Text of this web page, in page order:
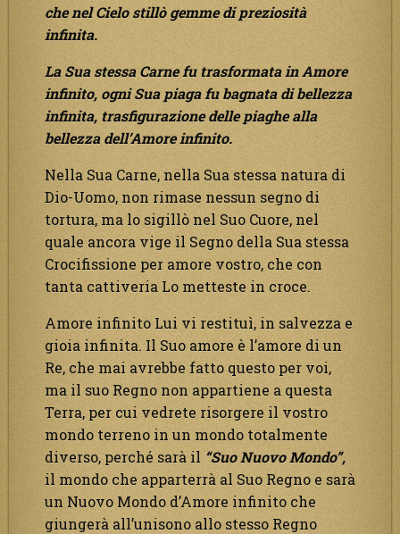
che nel Cielo stillò gemme di preziosità
infinita.
La Sua stessa Carne fu trasformata in Amore
infinito, ogni Sua piaga fu bagnata di bellezza
infinita, trasfigurazione delle piaghe alla
bellezza dell’Amore infinito.
Nella Sua Carne, nella Sua stessa natura di
Dio-Uomo, non rimase nessun segno di
tortura, ma lo sigillò nel Suo Cuore, nel
quale ancora vige il Segno della Sua stessa
Crocifissione per amore vostro, che con
tanta cattiveria Lo metteste in croce.
Amore infinito Lui vi restituì, in salvezza e
gioia infinita. Il Suo amore è l’amore di un
Re, che mai avrebbe fatto questo per voi,
ma il suo Regno non appartiene a questa
Terra, per cui vedrete risorgere il vostro
mondo terreno in un mondo totalmente
diverso, perché sarà il “Suo Nuovo Mondo”,
il mondo che apparterrà al Suo Regno e sarà
un Nuovo Mondo d’Amore infinito che
giungerà all’unisono allo stesso Regno